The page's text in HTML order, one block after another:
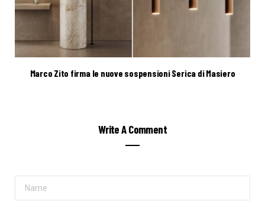
Marco Zito firma le nuove sospensioni Serica di Masiero
Write A Comment